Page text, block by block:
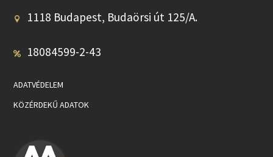
1118 Budapest, Budaörsi út 125/A.
18084599-2-43
ADATVÉDELEM
KÖZÉRDEKŰ ADATOK